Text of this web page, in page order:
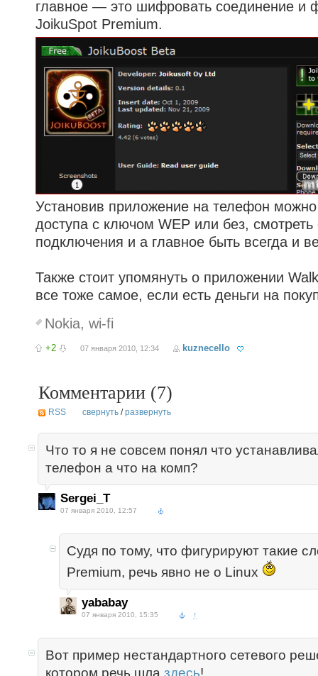
главное — это шифровать соединение и
JoikuSpot Premium.
Установив приложение на телефон можно
доступа с ключом WEP или без, смотреть
подключения и а главное быть всегда и
Также стоит упомянуть о приложении
все тоже самое, если есть деньги на
Nokia, wi-fi
+2 07 января 2010, 12:34 kuznecello
Комментарии (7)
RSS свернуть /развернуть
Что то я не совсем понял что
телефон а что на комп?
Sergei_T
07 января 2010, 12:57
Судя по тому, что фигурируют такие
Premium, речь явно не о Linux
yababay
07 января 2010, 15:35 ↑
Вот пример нестандартного сетевого
котором речь шла здесь!